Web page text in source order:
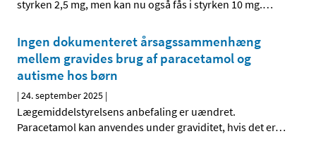
styrken 2,5 mg, men kan nu også fås i styrken 10 mg.…
Ingen dokumenteret årsagssammenhæng
mellem gravides brug af paracetamol og
autisme hos børn
|24. september 2025 |
Lægemiddelstyrelsens anbefaling er uændret.
Paracetamol kan anvendes under graviditet, hvis det er…